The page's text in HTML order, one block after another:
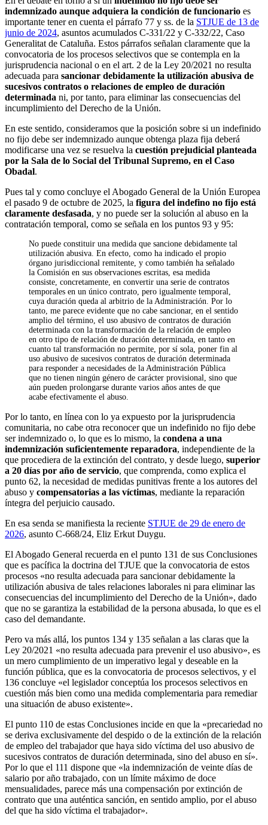
indemnizado aunque adquiera la condición de funcionario es
importante tener en cuenta el párrafo 77 y ss. de la STJUE de 13 de
junio de 2024, asuntos acumulados C-331/22 y C-332/22, Caso
Generalitat de Cataluña. Estos párrafos señalan claramente que la
convocatoria de los procesos selectivos que se contempla en la
jurisprudencia nacional o en el art. 2 de la Ley 20/2021 no resulta
adecuada para sancionar debidamente la utilización abusiva de
sucesivos contratos o relaciones de empleo de duración
determinada ni, por tanto, para eliminar las consecuencias del
incumplimiento del Derecho de la Unión.
En este sentido, consideramos que la posición sobre si un indefinido
no fijo debe ser indemnizado aunque obtenga plaza fija deberá
modificarse una vez se resuelva la cuestión prejudicial planteada
por la Sala de lo Social del Tribunal Supremo, en el Caso
Obadal.
Pues tal y como concluye el Abogado General de la Unión Europea
el pasado 9 de octubre de 2025, la figura del indefino no fijo está
claramente desfasada, y no puede ser la solución al abuso en la
contratación temporal, como se señala en los puntos 93 y 95:
No puede constituir una medida que sancione debidamente tal
utilización abusiva. En efecto, como ha indicado el propio
órgano jurisdiccional remitente, y como también ha señalado
la Comisión en sus observaciones escritas, esa medida
consiste, concretamente, en convertir una serie de contratos
temporales en un único contrato, pero igualmente temporal,
cuya duración queda al arbitrio de la Administración. Por lo
tanto, me parece evidente que no cabe sancionar, en el sentido
amplio del término, el uso abusivo de contratos de duración
determinada con la transformación de la relación de empleo
en otro tipo de relación de duración determinada, en tanto en
cuanto tal transformación no permite, por sí sola, poner fin al
uso abusivo de sucesivos contratos de duración determinada
para responder a necesidades de la Administración Pública
que no tienen ningún género de carácter provisional, sino que
aún pueden prolongarse durante varios años antes de que
acabe efectivamente el abuso.
Por lo tanto, en línea con lo ya expuesto por la jurisprudencia
comunitaria, no cabe otra reconocer que un indefinido no fijo debe
ser indemnizado o, lo que es lo mismo, la condena a una
indemnización suficientemente reparadora, independiente de la
que procediera de la extinción del contrato, y desde luego, superior
a 20 días por año de servicio, que comprenda, como explica el
punto 62, la necesidad de medidas punitivas frente a los autores del
abuso y compensatorias a las víctimas, mediante la reparación
íntegra del perjuicio causado.
En esa senda se manifiesta la reciente STJUE de 29 de enero de
2026, asunto C-668/24, Eliz Erkut Duygu.
El Abogado General recuerda en el punto 131 de sus Conclusiones
que es pacífica la doctrina del TJUE que la convocatoria de estos
procesos «no resulta adecuada para sancionar debidamente la
utilización abusiva de tales relaciones laborales ni para eliminar las
consecuencias del incumplimiento del Derecho de la Unión», dado
que no se garantiza la estabilidad de la persona abusada, lo que es el
caso del demandante.
Pero va más allá, los puntos 134 y 135 señalan a las claras que la
Ley 20/2021 «no resulta adecuada para prevenir el uso abusivo», es
un mero cumplimiento de un imperativo legal y deseable en la
función pública, que es la convocatoria de procesos selectivos, y el
136 concluye «el legislador conceptúa los procesos selectivos en
cuestión más bien como una medida complementaria para remediar
una situación de abuso existente».
El punto 110 de estas Conclusiones incide en que la «precariedad no
se deriva exclusivamente del despido o de la extinción de la relación
de empleo del trabajador que haya sido víctima del uso abusivo de
sucesivos contratos de duración determinada, sino del abuso en sí».
Por lo que el 111 dispone que «la indemnización de veinte días de
salario por año trabajado, con un límite máximo de doce
mensualidades, parece más una compensación por extinción de
contrato que una auténtica sanción, en sentido amplio, por el abuso
del que ha sido víctima el trabajador».